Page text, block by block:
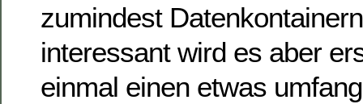
zumindest
interessant wird es aber
einmal einen etwas